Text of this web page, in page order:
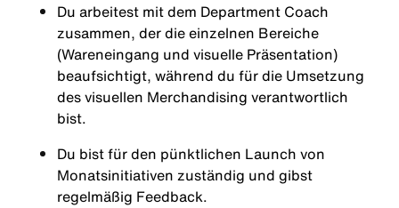
Du arbeitest mit dem Department Coach
zusammen, der die einzelnen Bereiche
(Wareneingang und visuelle Präsentation)
beaufsichtigt, während du für die Umsetzung
des visuellen Merchandising verantwortlich
bist.
Du bist für den pünktlichen Launch von
Monatsinitiativen zuständig und gibst
regelmäßig Feedback.